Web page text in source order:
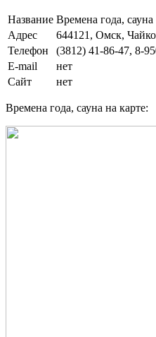
Название Времена года, сауна
Адрес
644121, Омск,
Телефон
(3812) 41-86-47, 8-
E-mail
нет
Сайт
нет
Времена года, сауна на карте: